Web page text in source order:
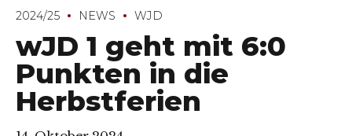
2024/25 NEWS WJD
wJD 1 geht mit 6:0
Punkten in die
Herbstferien